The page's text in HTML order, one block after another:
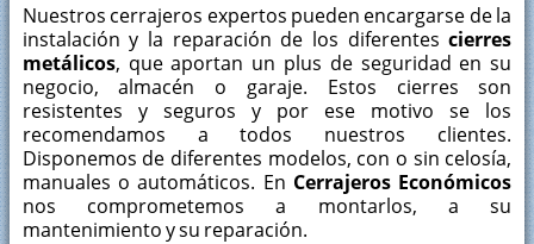
Nuestros cerrajeros expertos pueden encargarse de la
instalación y la reparación de los diferentescierres
metálicos, que aportan un plus de seguridad en su
negocio, almacén o garaje. Estos cierres son
resistentes y seguros y por ese motivo se los
recomendamos a todos nuestros clientes.
Disponemos de diferentes modelos, con o sin celosía,
manuales o automáticos. En Cerrajeros Económicos
nos comprometemos a montarlos, a su
mantenimiento y su reparación.